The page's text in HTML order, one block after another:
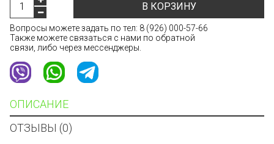
В КОРЗИНУ
Вопросы можете задать по тел: 8 (926) 000-57-66
Также можете связаться с нами по обратной
связи, либо через мессенджеры.
ОПИСАНИЕ
ОТЗЫВЫ (0)